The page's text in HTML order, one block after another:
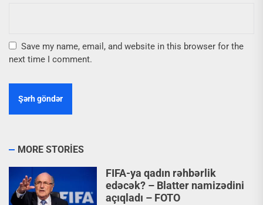
Save my name, email, and website in this browser for the
next time I comment.
MORE STORIES
FIFA-ya qadın rəhbərlik
edəcək? – Blatter namizədini
açıqladı – FOTO